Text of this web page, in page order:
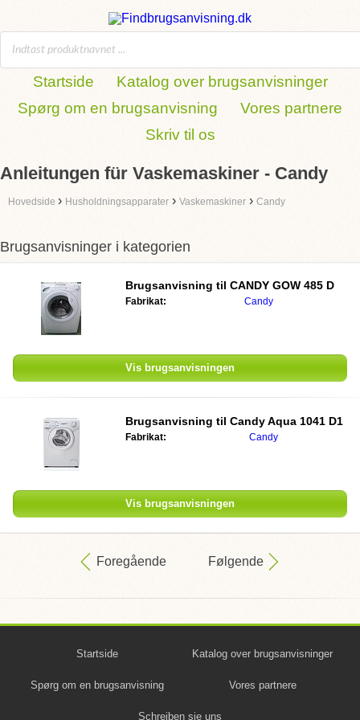
Startside
Katalog over brugsanvisninger
Spørg om en brugsanvisning
Vores partnere
Skriv til os
Anleitungen für Vaskemaskiner - Candy
Hovedside › Husholdningsapparater › Vaskemaskiner › Candy
Brugsanvisninger i kategorien
Brugsanvisning til CANDY GOW 485 D
Fabrikat: Candy
Vis brugsanvisningen
Brugsanvisning til Candy Aqua 1041 D1
Fabrikat: Candy
Vis brugsanvisningen
Foregående Følgende
Startside Katalog over brugsanvisninger
Spørg om en brugsanvisning Vores partnere
Schreiben sie uns